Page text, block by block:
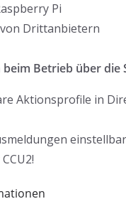
Pi
Drittanbietern
Betrieb über die
Aktionsprofile in
einstellbar